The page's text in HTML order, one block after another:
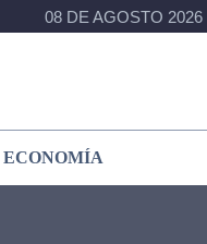
08 DE AGOSTO 2026
ECONOMÍA